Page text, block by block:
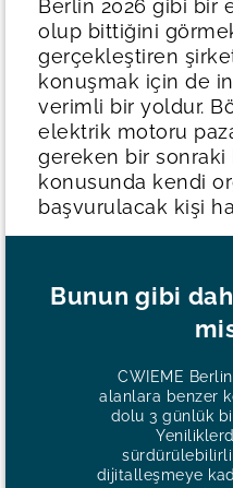
Berlin 2026 gibi bir
olup bittiğini
gerçekleştiren
konuşmak için de
verimli bir yoldur.
elektrik motoru
gereken bir
konusunda kendi
başvurulacak kişi
Bunun gibi
CWIEME
alanlara benzer
dolu 3 günlük
dijitalleşmeye